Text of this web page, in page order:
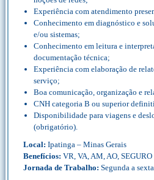
Experiência com atendimento
Conhecimento em diagnóstico e
e/ou sistemas;
Conhecimento em leitura e
documentação técnica;
Experiência com elaboração de
serviço;
Boa comunicação, organização e
CNH categoria B ou superior
Disponibilidade para viagens e
(obrigatório).
Local: Ipatinga – Minas Gerais
Benefícios: VR, VA, AM, AO,
Jornada de Trabalho: Segunda a